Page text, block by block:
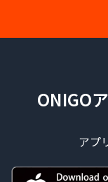
ONIGO
アプ